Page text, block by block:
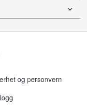
og personvern